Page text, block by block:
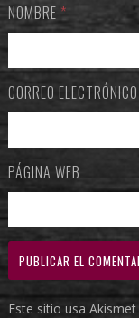
NOMBRE *
CORREO ELECTRÓNICO
PÁGINA WEB
Este sitio usa